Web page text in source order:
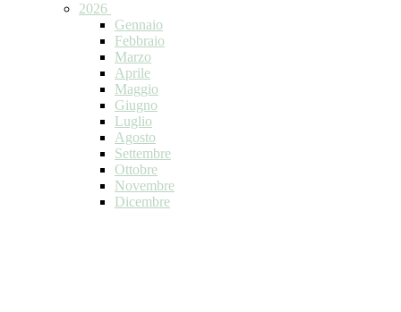
2026
Gennaio
Febbraio
Marzo
Aprile
Maggio
Giugno
Luglio
Agosto
Settembre
Ottobre
Novembre
Dicembre